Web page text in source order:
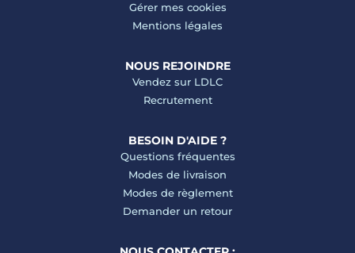
Gérer mes cookies
Mentions légales
NOUS REJOINDRE
Vendez sur LDLC
Recrutement
BESOIN D'AIDE ?
Questions fréquentes
Modes de livraison
Modes de règlement
Demander un retour